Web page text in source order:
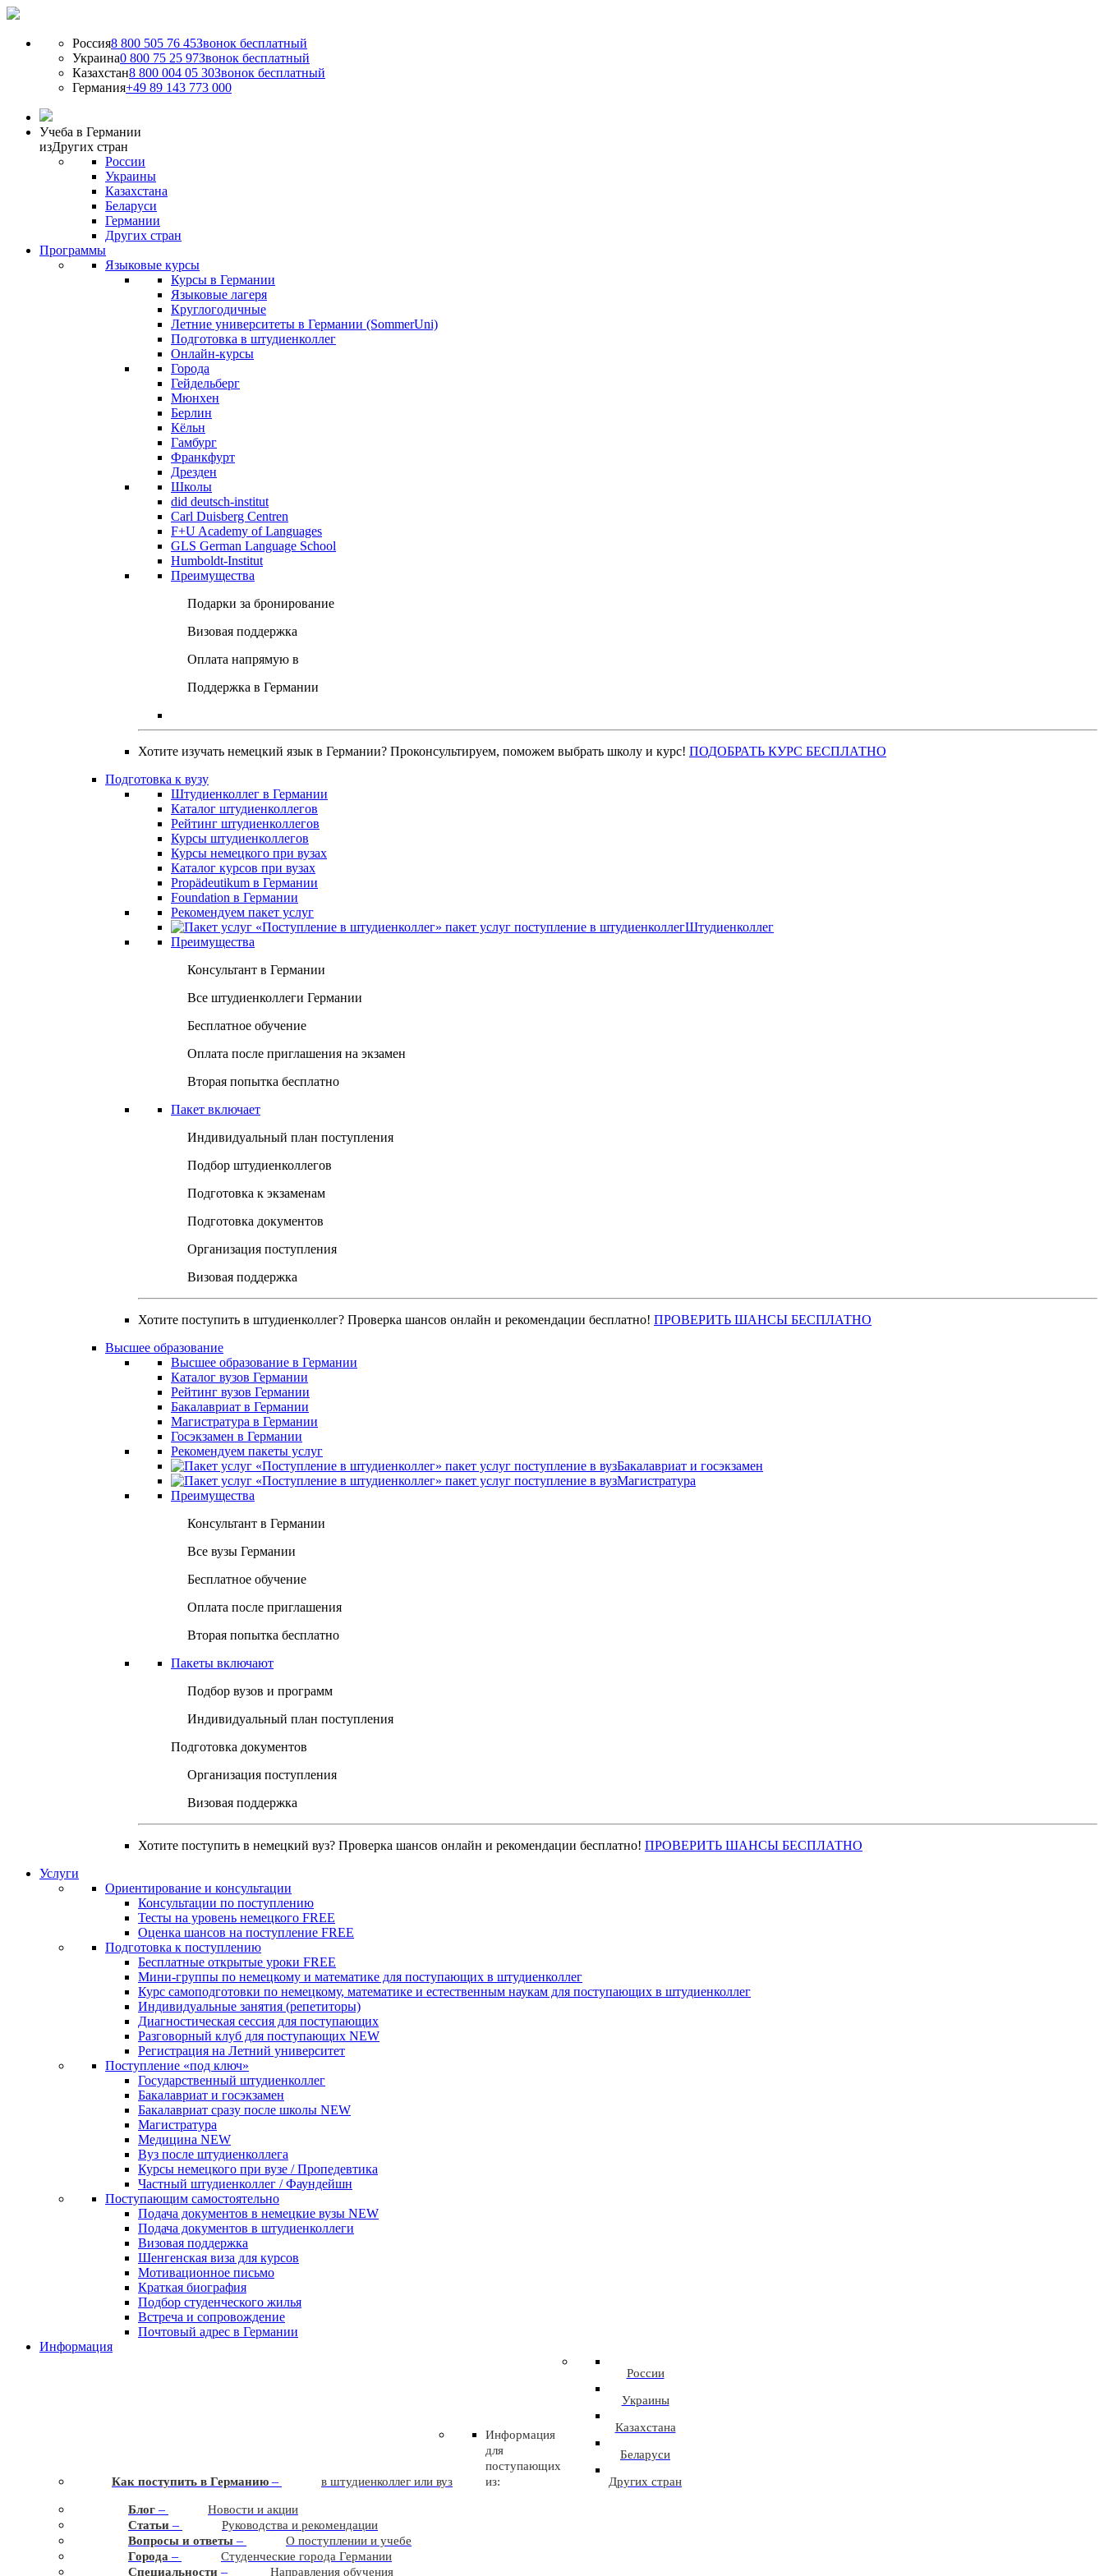
Россия8 800 505 76 45Звонок бесплатный
Украина0 800 75 25 97Звонок бесплатный
Казахстан8 800 004 05 30Звонок бесплатный
Германия+49 89 143 773 000
Учеба в Германии
изДругих стран
России
Украины
Казахстана
Беларуси
Германии
Других стран
Программы
Языковые курсы
Курсы в Германии
Языковые лагеря
Круглогодичные
Летние университеты в Германии (SommerUni)
Подготовка в штудиенколлег
Онлайн-курсы
Города
Гейдельберг
Мюнхен
Берлин
Кёльн
Гамбург
Франкфурт
Дрезден
Школы
did deutsch-institut
Carl Duisberg Centren
F+U Academy of Languages
GLS German Language School
Humboldt-Institut
Преимущества
Подарки за бронирование
Визовая поддержка
Оплата напрямую в
Поддержка в Германии
Хотите изучать немецкий язык в Германии? Проконсультируем, поможем выбрать школу и курс! ПОДОБРАТЬ КУРС БЕСПЛАТНО
Подготовка к вузу
Штудиенколлег в Германии
Каталог штудиенколлегов
Рейтинг штудиенколлегов
Курсы штудиенколлегов
Курсы немецкого при вузах
Каталог курсов при вузах
Propädeutikum в Германии
Foundation в Германии
Рекомендуем пакет услуг
Штудиенколлег
Преимущества
Консультант в Германии
Все штудиенколлеги Германии
Бесплатное обучение
Оплата после приглашения на экзамен
Вторая попытка бесплатно
Пакет включает
Индивидуальный план поступления
Подбор штудиенколлегов
Подготовка к экзаменам
Подготовка документов
Организация поступления
Визовая поддержка
Хотите поступить в штудиенколлег? Проверка шансов онлайн и рекомендации бесплатно! ПРОВЕРИТЬ ШАНСЫ БЕСПЛАТНО
Высшее образование
Высшее образование в Германии
Каталог вузов Германии
Рейтинг вузов Германии
Бакалавриат в Германии
Магистратура в Германии
Госэкзамен в Германии
Рекомендуем пакеты услуг
Бакалавриат и госэкзамен
Магистратура
Преимущества
Консультант в Германии
Все вузы Германии
Бесплатное обучение
Оплата после приглашения
Вторая попытка бесплатно
Пакеты включают
Подбор вузов и программ
Индивидуальный план поступления
Подготовка документов
Организация поступления
Визовая поддержка
Хотите поступить в немецкий вуз? Проверка шансов онлайн и рекомендации бесплатно! ПРОВЕРИТЬ ШАНСЫ БЕСПЛАТНО
Услуги
Ориентирование и консультации
Консультации по поступлению
Тесты на уровень немецкого FREE
Оценка шансов на поступление FREE
Подготовка к поступлению
Бесплатные открытые уроки FREE
Мини-группы по немецкому и математике для поступающих в штудиенколлег
Курс самоподготовки по немецкому, математике и естественным наукам для поступающих в штудиенколлег
Индивидуальные занятия (репетиторы)
Диагностическая сессия для поступающих
Разговорный клуб для поступающих NEW
Регистрация на Летний университет
Поступление «под ключ»
Государственный штудиенколлег
Бакалавриат и госэкзамен
Бакалавриат сразу после школы NEW
Магистратура
Медицина NEW
Вуз после штудиенколлега
Курсы немецкого при вузе / Пропедевтика
Частный штудиенколлег / Фаундейшн
Поступающим самостоятельно
Подача документов в немецкие вузы NEW
Подача документов в штудиенколлеги
Визовая поддержка
Шенгенская виза для курсов
Мотивационное письмо
Краткая биография
Подбор студенческого жилья
Встреча и сопровождение
Почтовый адрес в Германии
Информация
Как поступить в Германию – в штудиенколлег или вуз
Информация
для
поступающих
из:
России
Украины
Казахстана
Беларуси
Других стран
Блог –
Новости и акции
Статьи –
Руководства и рекомендации
Вопросы и ответы –
О поступлении и учебе
Города –
Студенческие города Германии
Cпециальности –
Направления обучения